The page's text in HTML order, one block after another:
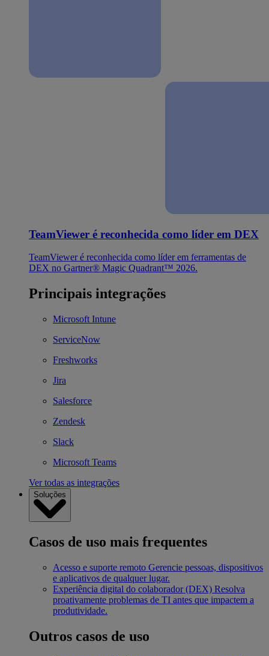
TeamViewer é reconhecida como líder em DEX
TeamViewer é reconhecida como líder em ferramentas de
DEX no Gartner® Magic Quadrant™ 2026.
Principais integrações
Microsoft Intune
ServiceNow
Freshworks
Jira
Salesforce
Zendesk
Slack
Microsoft Teams
Ver todas as integrações
Soluções
Casos de uso mais frequentes
Acesso e suporte remoto Gerencie pessoas, dispositivos
e aplicativos de qualquer lugar.
Experiência digital do colaborador (DEX) Resolva
proativamente problemas de TI antes que impactem a
produtividade.
Outros casos de uso